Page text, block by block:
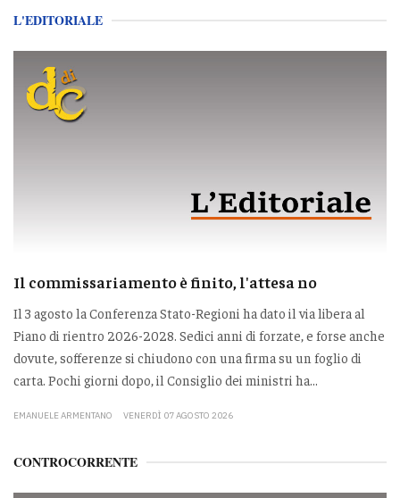
L'EDITORIALE
Il commissariamento è finito, l'attesa no
Il 3 agosto la Conferenza Stato-Regioni ha dato il via libera al
Piano di rientro 2026-2028. Sedici anni di forzate, e forse anche
dovute, sofferenze si chiudono con una firma su un foglio di
carta. Pochi giorni dopo, il Consiglio dei ministri ha...
EMANUELE ARMENTANO VENERDÌ 07 AGOSTO 2026
CONTROCORRENTE